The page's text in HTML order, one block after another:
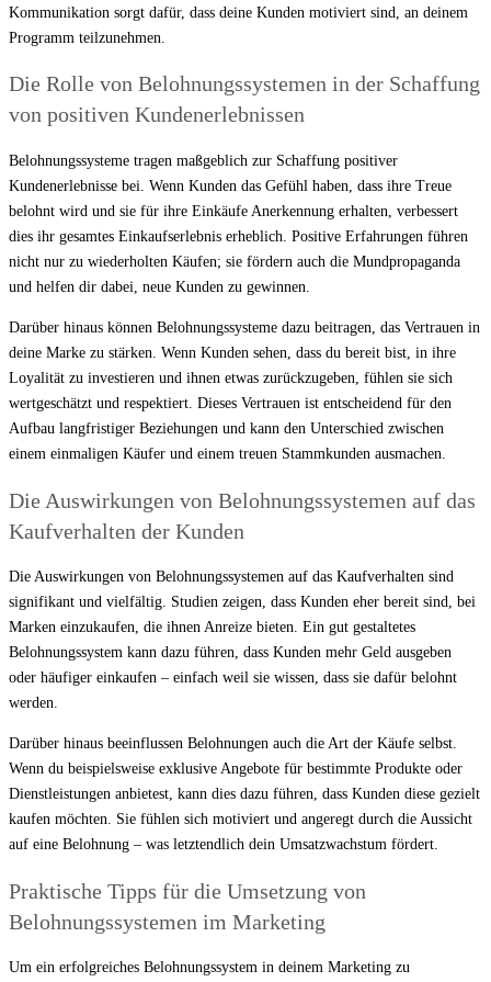
Kommunikation sorgt dafür, dass deine Kunden motiviert sind, an deinem
Programm teilzunehmen.
Die Rolle von Belohnungssystemen in der Schaffung
von positiven Kundenerlebnissen
Belohnungssysteme tragen maßgeblich zur Schaffung positiver
Kundenerlebnisse bei. Wenn Kunden das Gefühl haben, dass ihre Treue
belohnt wird und sie für ihre Einkäufe Anerkennung erhalten, verbessert
dies ihr gesamtes Einkaufserlebnis erheblich. Positive Erfahrungen führen
nicht nur zu wiederholten Käufen; sie fördern auch die Mundpropaganda
und helfen dir dabei, neue Kunden zu gewinnen.
Darüber hinaus können Belohnungssysteme dazu beitragen, das Vertrauen in
deine Marke zu stärken. Wenn Kunden sehen, dass du bereit bist, in ihre
Loyalität zu investieren und ihnen etwas zurückzugeben, fühlen sie sich
wertgeschätzt und respektiert. Dieses Vertrauen ist entscheidend für den
Aufbau langfristiger Beziehungen und kann den Unterschied zwischen
einem einmaligen Käufer und einem treuen Stammkunden ausmachen.
Die Auswirkungen von Belohnungssystemen auf das
Kaufverhalten der Kunden
Die Auswirkungen von Belohnungssystemen auf das Kaufverhalten sind
signifikant und vielfältig. Studien zeigen, dass Kunden eher bereit sind, bei
Marken einzukaufen, die ihnen Anreize bieten. Ein gut gestaltetes
Belohnungssystem kann dazu führen, dass Kunden mehr Geld ausgeben
oder häufiger einkaufen – einfach weil sie wissen, dass sie dafür belohnt
werden.
Darüber hinaus beeinflussen Belohnungen auch die Art der Käufe selbst.
Wenn du beispielsweise exklusive Angebote für bestimmte Produkte oder
Dienstleistungen anbietest, kann dies dazu führen, dass Kunden diese gezielt
kaufen möchten. Sie fühlen sich motiviert und angeregt durch die Aussicht
auf eine Belohnung – was letztendlich dein Umsatzwachstum fördert.
Praktische Tipps für die Umsetzung von
Belohnungssystemen im Marketing
Um ein erfolgreiches Belohnungssystem in deinem Marketing zu